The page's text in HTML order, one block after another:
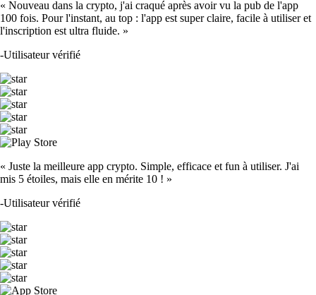
« Nouveau dans la crypto, j'ai craqué après avoir vu la pub de l'app
100 fois. Pour l'instant, au top : l'app est super claire, facile à utiliser et
l'inscription est ultra fluide. »
-Utilisateur vérifié
« Juste la meilleure app crypto. Simple, efficace et fun à utiliser. J'ai
mis 5 étoiles, mais elle en mérite 10 ! »
-Utilisateur vérifié